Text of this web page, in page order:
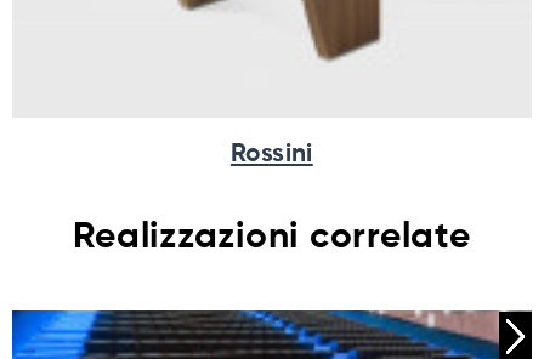
Rossini
Realizzazioni correlate